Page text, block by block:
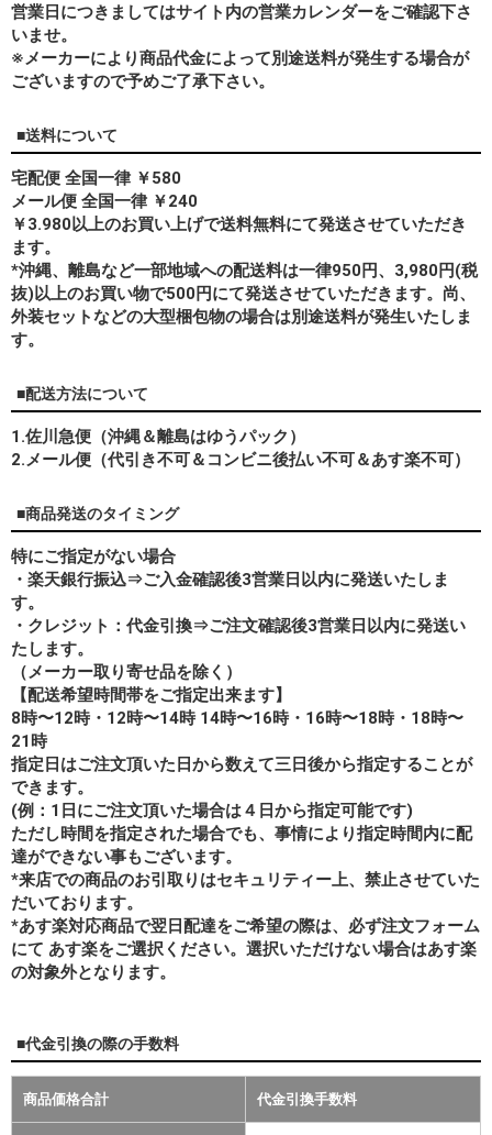
営業日につきましてはサイト内の営業カレンダーをご確認下さ
いませ。
※メーカーにより商品代金によって別途送料が発生する場合が
ございますので予めご了承下さい。
■送料について
宅配便 全国一律 ￥580
メール便 全国一律 ￥240
￥3.980以上のお買い上げで送料無料にて発送させていただき
ます。
*沖縄、離島など一部地域への配送料は一律950円、3,980円(税
抜)以上のお買い物で500円にて発送させていただきます。尚、
外装セットなどの大型梱包物の場合は別途送料が発生いたしま
す。
■配送方法について
1.佐川急便（沖縄＆離島はゆうパック）
2.メール便（代引き不可＆コンビニ後払い不可＆あす楽不可）
■商品発送のタイミング
特にご指定がない場合
・楽天銀行振込⇒ご入金確認後3営業日以内に発送いたしま
す。
・クレジット：代金引換⇒ご注文確認後3営業日以内に発送い
たします。
（メーカー取り寄せ品を除く）
【配送希望時間帯をご指定出来ます】
8時〜12時・12時〜14時 14時〜16時・16時〜18時・18時〜
21時
指定日はご注文頂いた日から数えて三日後から指定することが
できます。
(例：1日にご注文頂いた場合は４日から指定可能です)
ただし時間を指定された場合でも、事情により指定時間内に配
達ができない事もございます。
*来店での商品のお引取りはセキュリティー上、禁止させていた
だいております。
*あす楽対応商品で翌日配達をご希望の際は、必ず注文フォーム
にて あす楽をご選択ください。選択いただけない場合はあす楽
の対象外となります。
■代金引換の際の手数料
商品価格合計 代金引換手数料